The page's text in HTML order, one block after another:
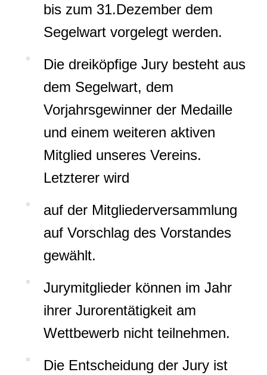
bis zum 31.Dezember dem
Segelwart vorgelegt werden.
Die dreiköpfige Jury besteht aus
dem Segelwart, dem
Vorjahrsgewinner der Medaille
und einem weiteren aktiven
Mitglied unseres Vereins.
Letzterer wird
auf der Mitgliederversammlung
auf Vorschlag des Vorstandes
gewählt.
Jurymitglieder können im Jahr
ihrer Jurorentätigkeit am
Wettbewerb nicht teilnehmen.
Die Entscheidung der Jury ist